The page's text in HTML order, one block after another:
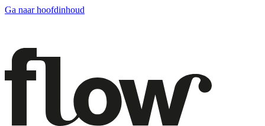
Ga naar hoofdinhoud